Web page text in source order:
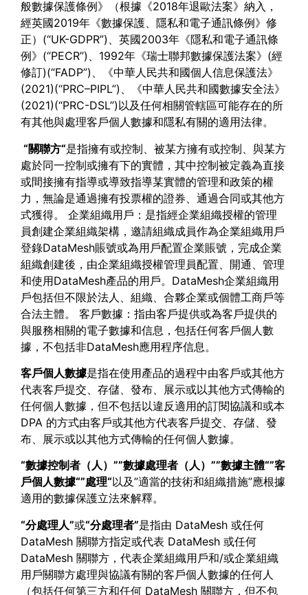
般數據保護條例》（根據《2018年退歐法案》納入，
經英國2019年《數據保護、隱私和電子通訊條例》修
正）(“UK-GDPR”)、英國2003年《隱私和電子通訊條
例》(“PECR”)、1992年《瑞士聯邦數據保護法案》(經
修訂)(“FADP”)、《中華人民共和國個人信息保護法》
(2021)(“PRC–PIPL”)、《中華人民共和國數據安全法》
(2021)(“PRC-DSL”)以及任何相關管轄區可能存在的所
有其他與處理客戶個人數據和隱私有關的適用法律。
“關聯方“是指擁有或控制、被某方擁有或控制、與某方
處於同一控制或擁有下的實體，其中控制被定義為直接
或間接擁有指導或導致指導某實體的管理和政策的權
力，無論是通過擁有投票權的證券、通過合同或其他方
式獲得。 企業組織用戶：是指經企業組織授權的管理
員創建企業組織架構，邀請組織成員作為企業組織用戶
登錄DataMesh賬號或為用戶配置企業賬號，完成企業
組織創建後，由企業組織授權管理員配置、開通、管理
和使用DataMesh產品的用戶。DataMesh企業組織用
戶包括但不限於法人、組織、合夥企業或個體工商戶等
合法主體。 客戶數據：指由客戶提供或為客戶提供的
與服務相關的電子數據和信息，包括任何客戶個人數
據，不包括非DataMesh應用程序信息。
客戶個人數據是指在使用產品的過程中由客戶或其他方
代表客戶提交、存儲、發布、展示或以其他方式傳輸的
任何個人數據，但不包括以違反適用的訂閱協議和或本
DPA 的方式由客戶或其他方代表客戶提交、存儲、發
布、展示或以其他方式傳輸的任何個人數據。
“數據控制者（人）””數據處理者（人）””數據主體“”客
戶個人數據“”處理“以及”適當的技術和組織措施”應根據
適用的數據保護立法來解釋。
“分處理人”或“分處理者”是指由 DataMesh 或任何
DataMesh 關聯方指定或代表 DataMesh 或任何
DataMesh 關聯方，代表企業組織用戶和/或企業組織
用戶關聯方處理與協議有關的客戶個人數據的任何人
（包括任何第三方和任何 DataMesh 關聯方，但不包